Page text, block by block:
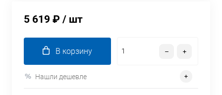
5 619 ₽ / шт
В корзину
Нашли дешевле